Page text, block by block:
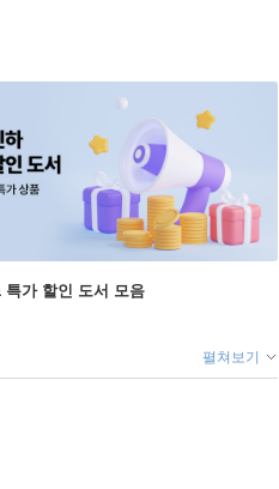
특가 할인 도서 모음
펼쳐보기